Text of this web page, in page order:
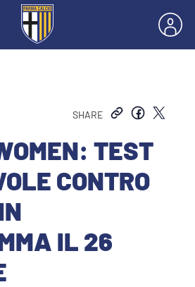
MASCHILE
FEMMINILE
SHARE
TEST
CONTRO
IL 26